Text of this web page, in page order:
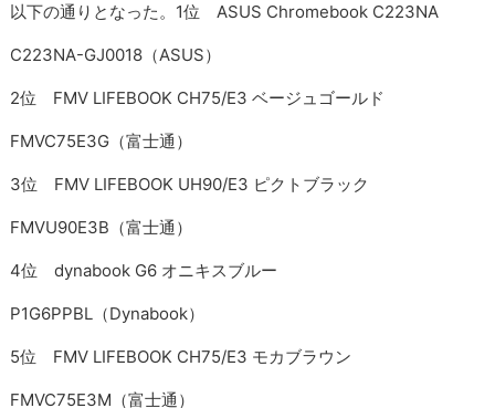
以下の通りとなった。1位 ASUS Chromebook C223NA
C223NA-GJ0018（ASUS）
2位 FMV LIFEBOOK CH75/E3 ベージュゴールド
FMVC75E3G（富士通）
3位 FMV LIFEBOOK UH90/E3 ピクトブラック
FMVU90E3B（富士通）
4位 dynabook G6 オニキスブルー
P1G6PPBL（Dynabook）
5位 FMV LIFEBOOK CH75/E3 モカブラウン
FMVC75E3M（富士通）